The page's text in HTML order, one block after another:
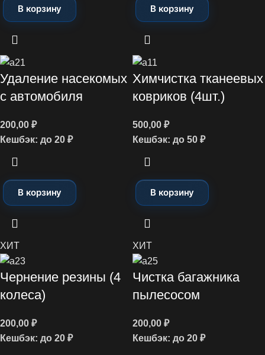
В корзину В корзину
Удаление насекомых
с автомобиля
200,00 ₽
Кешбэк: до 20 ₽
В корзину
Химчистка тканеевых
ковриков (4шт.)
500,00 ₽
Кешбэк: до 50 ₽
В корзину
ХИТ
Чернение резины (4
колеса)
200,00 ₽
Кешбэк: до 20 ₽
ХИТ
Чистка багажника
пылесосом
200,00 ₽
Кешбэк: до 20 ₽